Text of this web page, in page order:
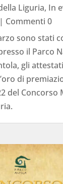
Liguria, In
| Commenti 0
sono stati
il Parco
gli
di
del Concorso